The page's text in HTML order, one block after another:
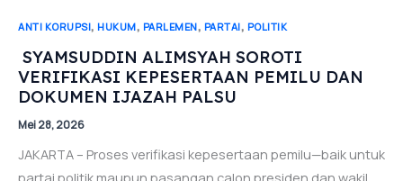
ANTI KORUPSI, HUKUM, PARLEMEN, PARTAI, POLITIK
SYAMSUDDIN ALIMSYAH SOROTI
VERIFIKASI KEPESERTAAN PEMILU DAN
DOKUMEN IJAZAH PALSU
Mei 28, 2026
JAKARTA – Proses verifikasi kepesertaan pemilu—baik untuk